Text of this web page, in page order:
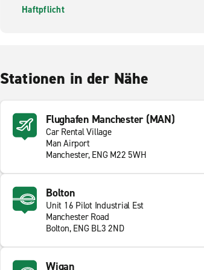
Haftpflicht
Stationen in der Nähe
Flughafen Manchester (MAN)
Car Rental Village
Man Airport
Manchester, ENG M22 5WH
Bolton
Unit 16 Pilot Industrial Est
Manchester Road
Bolton, ENG BL3 2ND
Wigan